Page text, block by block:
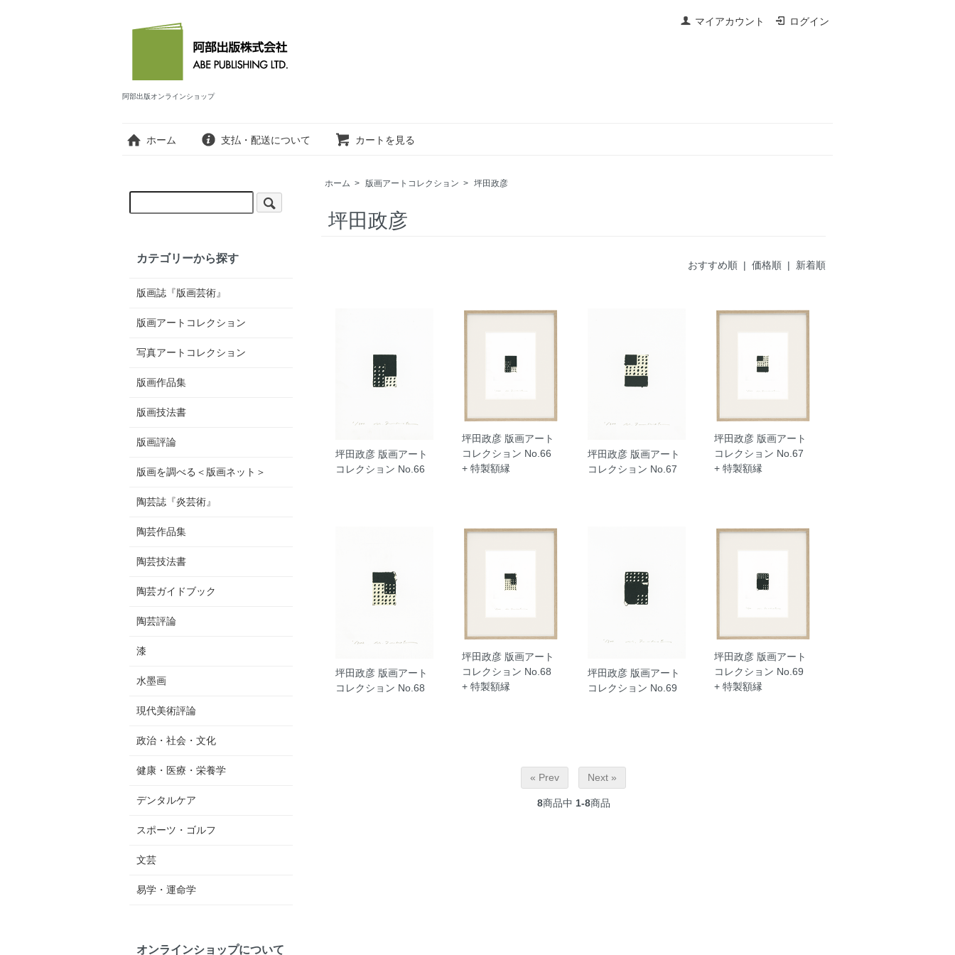
マイアカウント ログイン
阿部出版オンラインショップ
ホーム 支払・配送について カートを見る
ホーム > 版画アートコレクション > 坪田政彦
坪田政彦
おすすめ順 | 価格順 | 新着順
坪田政彦 版画アート
コレクション No.66
坪田政彦 版画アート
コレクション No.66
+ 特製額縁
坪田政彦 版画アート
コレクション No.67
坪田政彦 版画アート
コレクション No.67
+ 特製額縁
坪田政彦 版画アート
コレクション No.68
坪田政彦 版画アート
コレクション No.68
+ 特製額縁
坪田政彦 版画アート
コレクション No.69
坪田政彦 版画アート
コレクション No.69
+ 特製額縁
« Prev Next »
8商品中 1-8商品
カテゴリーから探す
版画誌『版画芸術』
版画アートコレクション
写真アートコレクション
版画作品集
版画技法書
版画評論
版画を調べる＜版画ネット＞
陶芸誌『炎芸術』
陶芸作品集
陶芸技法書
陶芸ガイドブック
陶芸評論
漆
水墨画
現代美術評論
政治・社会・文化
健康・医療・栄養学
デンタルケア
スポーツ・ゴルフ
文芸
易学・運命学
オンラインショップについて